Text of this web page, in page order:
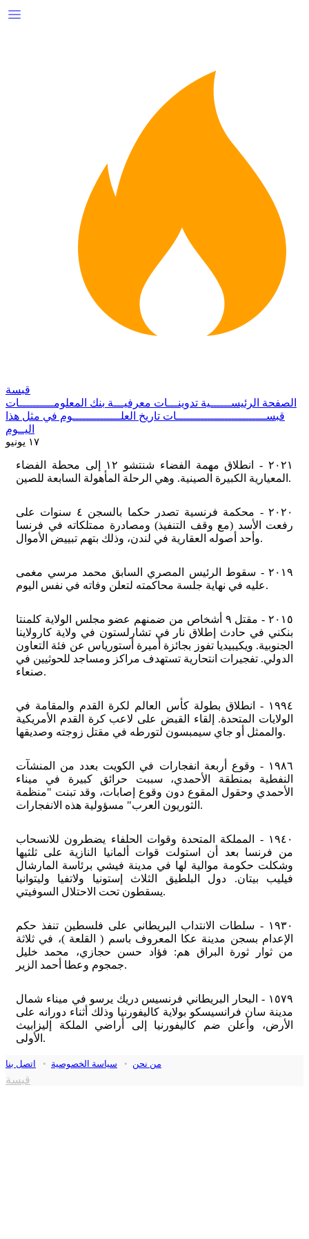
قبسة
الصفحة الرئيســــــية تدوينـــات معرفيـــة بنك المعلومــــــــــات
قبســــــــــــــــــــــــــات تاريخ العلــــــــــــــوم في مثل هذا
اليــوم
١٧ يونيو
٢٠٢١ - انطلاق مهمة الفضاء شنتشو ١٢ إلى محطة الفضاء
المعيارية الكبيرة الصينية. وهي الرحلة المأهولة السابعة للصين.
٢٠٢٠ - محكمة فرنسية تصدر حكما بالسجن ٤ سنوات على
رفعت الأسد (مع وقف التنفيذ) ومصادرة ممتلكاته في فرنسا
وأحد أصوله العقارية في لندن، وذلك بتهم تبييض الأموال.
٢٠١٩ - سقوط الرئيس المصري السابق محمد مرسي مغمى
عليه في نهاية جلسة محاكمته لتعلن وفاته في نفس اليوم.
٢٠١٥ - مقتل ٩ أشخاص من ضمنهم عضو مجلس الولاية كلمنتا
بنكني في حادث إطلاق نار في تشارلستون في ولاية كارولاينا
الجنوبية. ويكيبيديا تفوز بجائزة أميرة أستورياس عن فئة التعاون
الدولي. تفجيرات انتحارية تستهدف مراكز ومساجد للحوثيين في
صنعاء.
١٩٩٤ - انطلاق بطولة كأس العالم لكرة القدم والمقامة في
الولايات المتحدة. إلقاء القبض على لاعب كرة القدم الأمريكية
والممثل أو جاي سيمبسون لتورطه في مقتل زوجته وصديقها.
١٩٨٦ - وقوع أربعة انفجارات في الكويت بعدد من المنشآت
النفطية بمنطقة الأحمدي، سببت حرائق كبيرة في ميناء
الأحمدي وحقول المقوع دون وقوع إصابات، وقد تبنت "منظمة
الثوريون العرب" مسؤولية هذه الانفجارات.
١٩٤٠ - المملكة المتحدة وقوات الحلفاء يضطرون للانسحاب
من فرنسا بعد أن استولت قوات ألمانيا النازية على ثلثيها
وشكلت حكومة موالية لها في مدينة فيشي برئاسة المارشال
فيليب بيتان. دول البلطيق الثلاث إستونيا ولاتفيا وليتوانيا
يسقطون تحت الاحتلال السوفيتي.
١٩٣٠ - سلطات الانتداب البريطاني على فلسطين تنفذ حكم
الإعدام بسجن مدينة عكا المعروف باسم ( القلعة )، في ثلاثة
من ثوار ثورة البراق هم: فؤاد حسن حجازي، محمد خليل
جمجوم وعطا أحمد الزير.
١٥٧٩ - البحار البريطاني فرنسيس دريك يرسو في ميناء شمال
مدينة سان فرانسيسكو بولاية كاليفورنيا وذلك أثناء دورانه على
الأرض، وأعلن ضم كاليفورنيا إلى أراضي الملكة إليزابيث
الأولى.
من نحن • سياسة الخصوصية • اتصل بنا
قبسة